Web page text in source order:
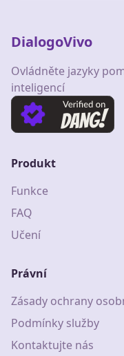
DialogoVivo
Ovládněte jazyky
inteligencí
Produkt
Funkce
FAQ
Učení
Právní
Zásady ochrany
Podmínky služby
Kontaktujte nás